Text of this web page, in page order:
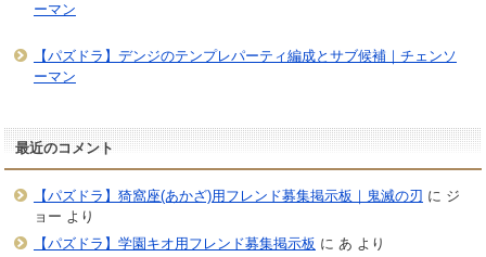
ーマン
【パズドラ】デンジのテンプレパーティ編成とサブ候補｜チェンソ
ーマン
最近のコメント
【パズドラ】猗窩座(あかざ)用フレンド募集掲示板｜鬼滅の刃 に ジ
ョー より
【パズドラ】学園キオ用フレンド募集掲示板 に あ より